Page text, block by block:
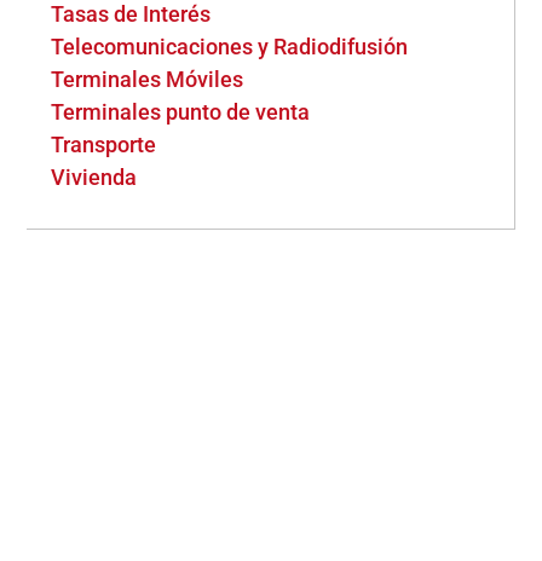
Tasas de Interés
Telecomunicaciones y Radiodifusión
Terminales Móviles
Terminales punto de venta
Transporte
Vivienda